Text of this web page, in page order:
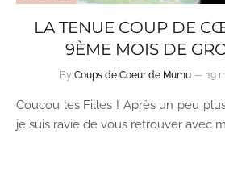
LA TENUE COUP DE
9ÈME MOIS DE
By Coups de Coeur de Mumu 19
Coucou les Filles ! Après un peu plus
je suis ravie de vous retrouver avec